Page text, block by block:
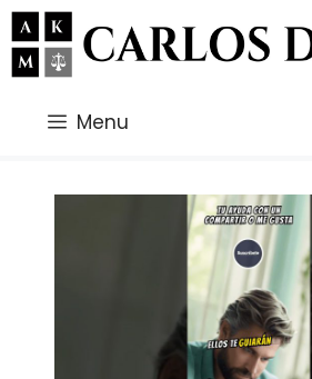
Saltar
al
contenido
Menu